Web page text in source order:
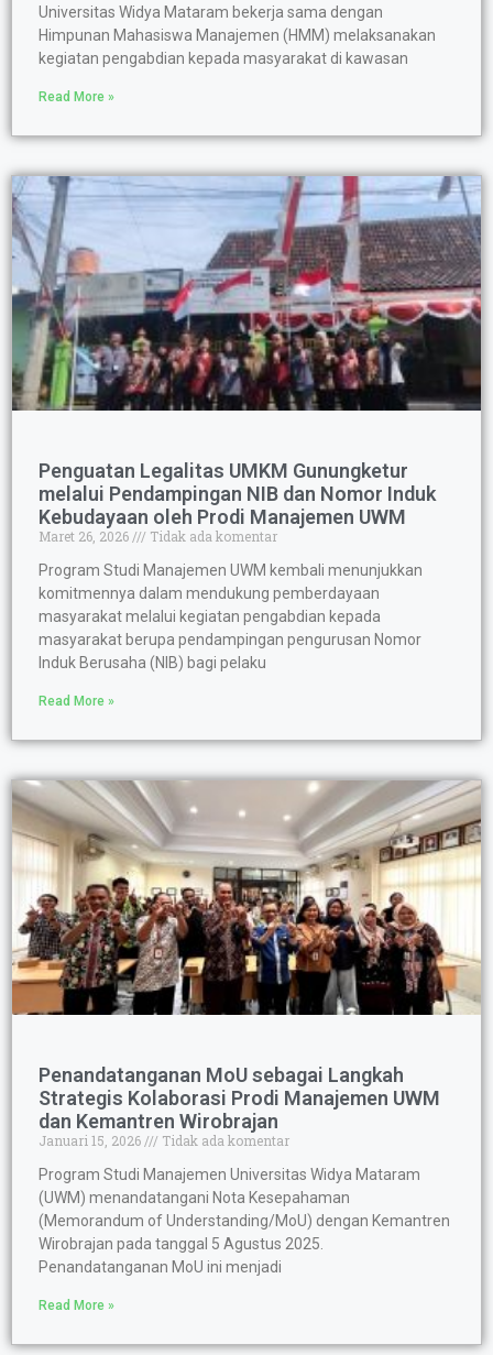
Universitas Widya Mataram bekerja sama dengan
Himpunan Mahasiswa Manajemen (HMM) melaksanakan
kegiatan pengabdian kepada masyarakat di kawasan
Read More »
Penguatan Legalitas UMKM Gunungketur
melalui Pendampingan NIB dan Nomor Induk
Kebudayaan oleh Prodi Manajemen UWM
Maret 26, 2026
Tidak ada komentar
Program Studi Manajemen UWM kembali menunjukkan
komitmennya dalam mendukung pemberdayaan
masyarakat melalui kegiatan pengabdian kepada
masyarakat berupa pendampingan pengurusan Nomor
Induk Berusaha (NIB) bagi pelaku
Read More »
Penandatanganan MoU sebagai Langkah
Strategis Kolaborasi Prodi Manajemen UWM
dan Kemantren Wirobrajan
Januari 15, 2026
Tidak ada komentar
Program Studi Manajemen Universitas Widya Mataram
(UWM) menandatangani Nota Kesepahaman
(Memorandum of Understanding/MoU) dengan Kemantren
Wirobrajan pada tanggal 5 Agustus 2025.
Penandatanganan MoU ini menjadi
Read More »